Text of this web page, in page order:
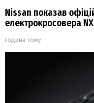
Nissan показав
електрокросовера
година тому